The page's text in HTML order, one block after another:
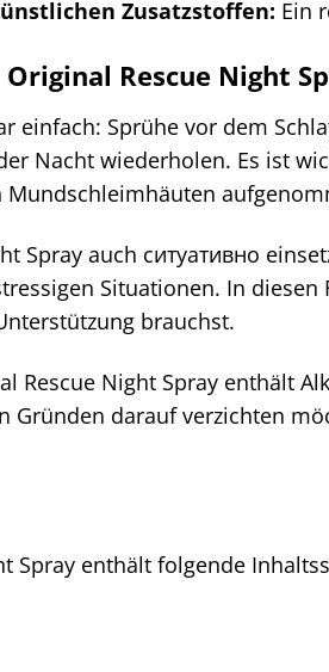
Zusatzstoffen: Ein
Original Rescue Night
einfach: Sprühe vor dem
Nacht wiederholen. Es ist
Mundschleimhäuten
Spray auch ситуативно
Situationen. In
brauchst.
Rescue Night Spray enthält
Gründen darauf verzichten
Spray enthält folgende